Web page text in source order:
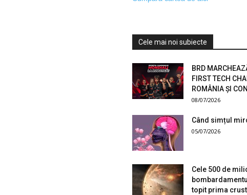
Cele mai noi subiecte
BRD
FIRST TECH
ROMÂNIA ȘI
08/07/2026
Când simțul
05/07/2026
Cele 500 de
topit prima